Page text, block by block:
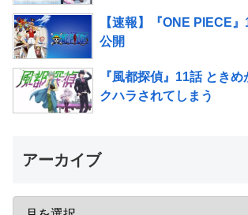
【速報】『ONE PIECE
公開
『風都探偵』11話 とき
クハラされてしまう
アーカイブ